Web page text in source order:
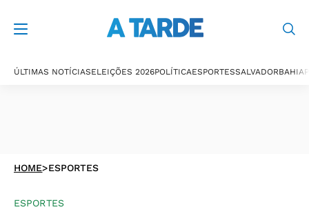
ÚLTIMAS NOTÍCIASELEIÇÕES 2026POLÍTICAESPORTESSALVADORBAHIA
HOME>ESPORTES
ESPORTES